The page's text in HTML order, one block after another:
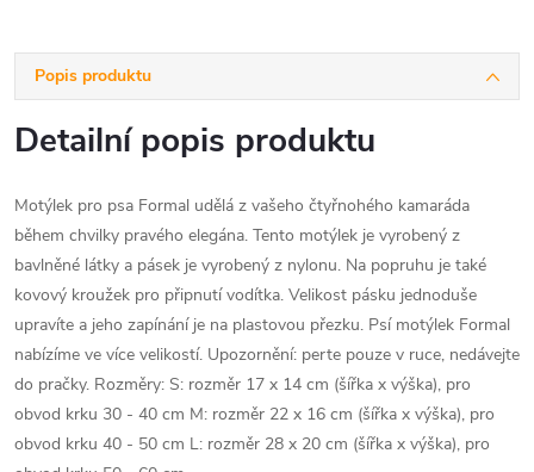
Popis produktu
Detailní popis produktu
Motýlek pro psa Formal udělá z vašeho čtyřnohého kamaráda
během chvilky pravého elegána. Tento motýlek je vyrobený z
bavlněné látky a pásek je vyrobený z nylonu. Na popruhu je také
kovový kroužek pro připnutí vodítka. Velikost pásku jednoduše
upravíte a jeho zapínání je na plastovou přezku. Psí motýlek Formal
nabízíme ve více velikostí. Upozornění: perte pouze v ruce, nedávejte
do pračky. Rozměry: S: rozměr 17 x 14 cm (šířka x výška), pro
obvod krku 30 - 40 cm M: rozměr 22 x 16 cm (šířka x výška), pro
obvod krku 40 - 50 cm L: rozměr 28 x 20 cm (šířka x výška), pro